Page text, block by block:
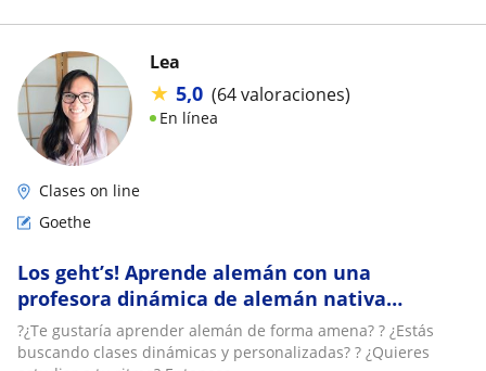
Lea
★ 5,0 (64 valoraciones)
En línea
Clases on line
Goethe
Los geht’s! Aprende alemán con una
profesora dinámica de alemán nativa
certificada por el Goethe Institut
?¿Te gustaría aprender alemán de forma amena? ? ¿Estás
buscando clases dinámicas y personalizadas? ? ¿Quieres